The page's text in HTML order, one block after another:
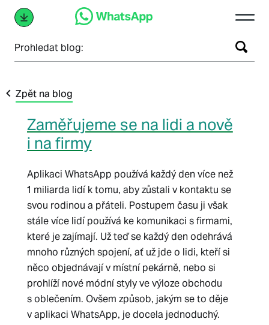
Prohledat blog:
Zpět na blog
Zaměřujeme se na lidi a nově
i na firmy
Aplikaci WhatsApp používá každý den více než
1 miliarda lidí k tomu, aby zůstali v kontaktu se
svou rodinou a přáteli. Postupem času ji však
stále více lidí používá ke komunikaci s firmami,
které je zajímají. Už teď se každý den odehrává
mnoho různých spojení, ať už jde o lidi, kteří si
něco objednávají v místní pekárně, nebo si
prohlíží nové módní styly ve výloze obchodu
s oblečením. Ovšem způsob, jakým se to děje
v aplikaci WhatsApp, je docela jednoduchý.